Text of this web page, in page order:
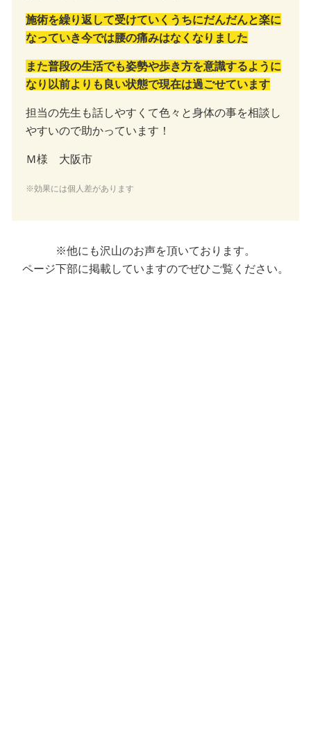
施術を繰り返して受けていくうちにだんだんと楽に
なっていき今では腰の痛みはなくなりました
また普段の生活でも姿勢や歩き方を意識するように
なり以前よりも良い状態で現在は過ごせています
担当の先生も話しやすくて色々と身体の事を相談し
やすいので助かっています！
Ｍ様 大阪市
※効果には個人差があります
※他にも沢山のお声を頂いております。
ページ下部に掲載していますのでぜひご覧ください。